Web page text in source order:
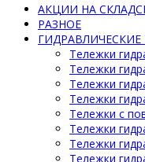
АКЦИИ НА
РАЗНОЕ
ГИДРАВЛИЧЕСКИЕ
Тележки
Тележки
Тележки
Тележки
Тележки с
Тележки
Тележки
Тележки